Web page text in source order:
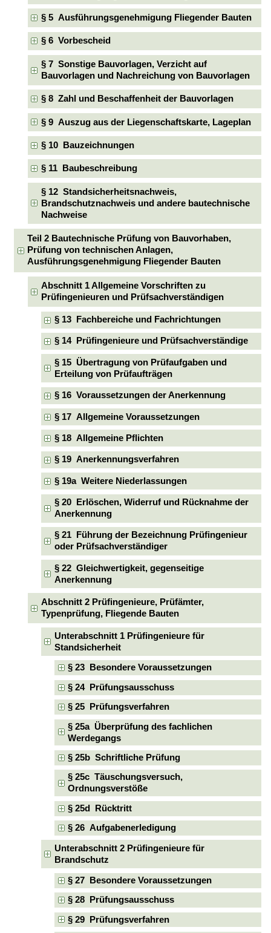
§ 5 Ausführungsgenehmigung Fliegender Bauten
§ 6 Vorbescheid
§ 7 Sonstige Bauvorlagen, Verzicht auf
Bauvorlagen und Nachreichung von Bauvorlagen
§ 8 Zahl und Beschaffenheit der Bauvorlagen
§ 9 Auszug aus der Liegenschaftskarte, Lageplan
§ 10 Bauzeichnungen
§ 11 Baubeschreibung
§ 12 Standsicherheitsnachweis,
Brandschutznachweis und andere bautechnische
Nachweise
Teil 2 Bautechnische Prüfung von Bauvorhaben,
Prüfung von technischen Anlagen,
Ausführungsgenehmigung Fliegender Bauten
Abschnitt 1 Allgemeine Vorschriften zu
Prüfingenieuren und Prüfsachverständigen
§ 13 Fachbereiche und Fachrichtungen
§ 14 Prüfingenieure und Prüfsachverständige
§ 15 Übertragung von Prüfaufgaben und
Erteilung von Prüfaufträgen
§ 16 Voraussetzungen der Anerkennung
§ 17 Allgemeine Voraussetzungen
§ 18 Allgemeine Pflichten
§ 19 Anerkennungsverfahren
§ 19a Weitere Niederlassungen
§ 20 Erlöschen, Widerruf und Rücknahme der
Anerkennung
§ 21 Führung der Bezeichnung Prüfingenieur
oder Prüfsachverständiger
§ 22 Gleichwertigkeit, gegenseitige
Anerkennung
Abschnitt 2 Prüfingenieure, Prüfämter,
Typenprüfung, Fliegende Bauten
Unterabschnitt 1 Prüfingenieure für
Standsicherheit
§ 23 Besondere Voraussetzungen
§ 24 Prüfungsausschuss
§ 25 Prüfungsverfahren
§ 25a Überprüfung des fachlichen
Werdegangs
§ 25b Schriftliche Prüfung
§ 25c Täuschungsversuch,
Ordnungsverstöße
§ 25d Rücktritt
§ 26 Aufgabenerledigung
Unterabschnitt 2 Prüfingenieure für
Brandschutz
§ 27 Besondere Voraussetzungen
§ 28 Prüfungsausschuss
§ 29 Prüfungsverfahren